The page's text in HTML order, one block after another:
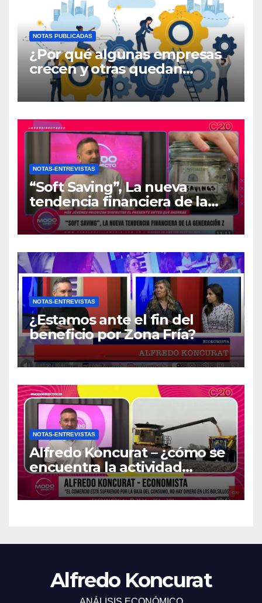
NOTAS PUBLICADAS
¿Por qué algunas empresas
crecen y otras quedan
atrapadas en el día a día?
NOTAS-ENTREVISTAS
“Soft Saving”, La nueva
tendencia financiera de la
generación Z
NOTAS-ENTREVISTAS
¿Estamos ante el fin del
beneficio por Zona Fría?
NOTAS-ENTREVISTAS
Alfredo Koncurat – ¿cómo se
encuentra la actividad
económica del país?
Alfredo Koncurat